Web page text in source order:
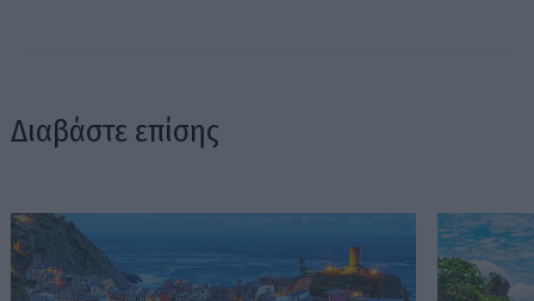
Διαβάστε επίσης